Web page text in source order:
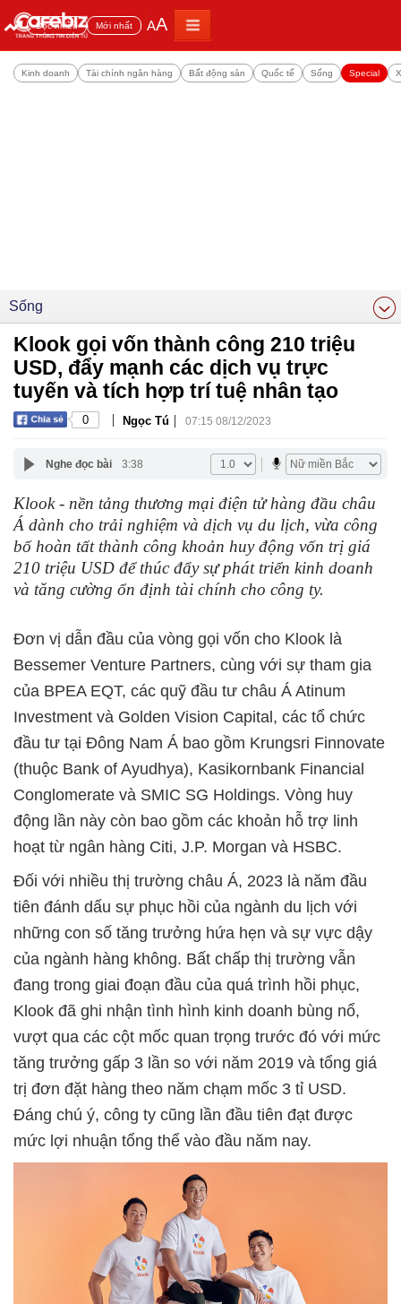
Đọc nhiều Mới nhất AA
Kinh doanh Tài chính ngân hàng Bất động sản Quốc tế Sống Special
Sống
Klook gọi vốn thành công 210 triệu
USD, đẩy mạnh các dịch vụ trực
tuyến và tích hợp trí tuệ nhân tạo
0 | Ngọc Tú | 07:15 08/12/2023
Nghe đọc bài 3:38
Klook - nền tảng thương mại điện tử hàng đầu châu
Á dành cho trải nghiệm và dịch vụ du lịch, vừa công
bố hoàn tất thành công khoản huy động vốn trị giá
210 triệu USD để thúc đẩy sự phát triển kinh doanh
và tăng cường ổn định tài chính cho công ty.
Đơn vị dẫn đầu của vòng gọi vốn cho Klook là
Bessemer Venture Partners, cùng với sự tham gia
của BPEA EQT, các quỹ đầu tư châu Á Atinum
Investment và Golden Vision Capital, các tổ chức
đầu tư tại Đông Nam Á bao gồm Krungsri Finnovate
(thuộc Bank of Ayudhya), Kasikornbank Financial
Conglomerate và SMIC SG Holdings. Vòng huy
động lần này còn bao gồm các khoản hỗ trợ linh
hoạt từ ngân hàng Citi, J.P. Morgan và HSBC.
Đối với nhiều thị trường châu Á, 2023 là năm đầu
tiên đánh dấu sự phục hồi của ngành du lịch với
những con số tăng trưởng hứa hẹn và sự vực dậy
của ngành hàng không. Bất chấp thị trường vẫn
đang trong giai đoạn đầu của quá trình hồi phục,
Klook đã ghi nhận tình hình kinh doanh bùng nổ,
vượt qua các cột mốc quan trọng trước đó với mức
tăng trưởng gấp 3 lần so với năm 2019 và tổng giá
trị đơn đặt hàng theo năm chạm mốc 3 tỉ USD.
Đáng chú ý, công ty cũng lần đầu tiên đạt được
mức lợi nhuận tổng thể vào đầu năm nay.